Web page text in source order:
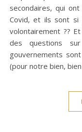
secondaires, qui
Covid, et ils sont si
volontairement ??
des questions
gouvernements
(pour notre bien,